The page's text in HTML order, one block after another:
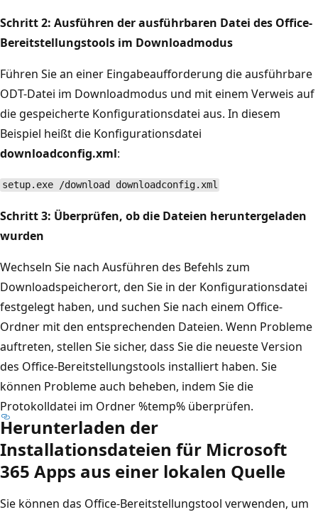
Schritt 2: Ausführen der ausführbaren Datei des Office-
Bereitstellungstools im Downloadmodus
Führen Sie an einer Eingabeaufforderung die ausführbare
ODT-Datei im Downloadmodus und mit einem Verweis auf
die gespeicherte Konfigurationsdatei aus. In diesem
Beispiel heißt die Konfigurationsdatei
downloadconfig.xml:
setup.exe /download downloadconfig.xml
Schritt 3: Überprüfen, ob die Dateien heruntergeladen
wurden
Wechseln Sie nach Ausführen des Befehls zum
Downloadspeicherort, den Sie in der Konfigurationsdatei
festgelegt haben, und suchen Sie nach einem Office-
Ordner mit den entsprechenden Dateien. Wenn Probleme
auftreten, stellen Sie sicher, dass Sie die neueste Version
des Office-Bereitstellungstools installiert haben. Sie
können Probleme auch beheben, indem Sie die
Protokolldatei im Ordner %temp% überprüfen.
Herunterladen der
Installationsdateien für Microsoft
365 Apps aus einer lokalen Quelle
Sie können das Office-Bereitstellungstool verwenden, um